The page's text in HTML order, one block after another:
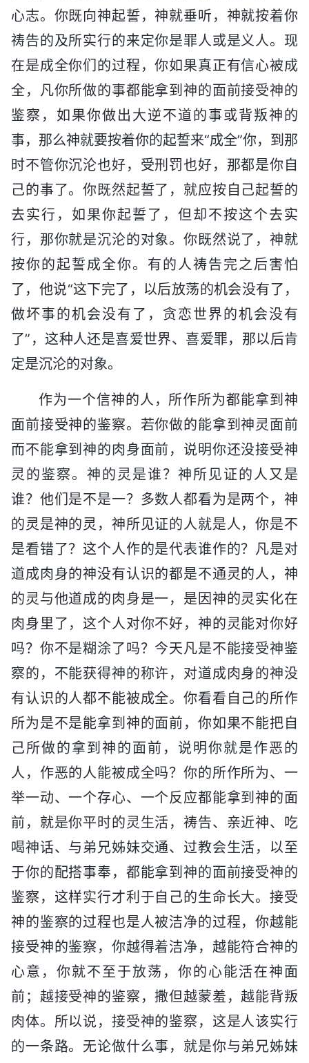
心志。你既向神起誓，神就垂听，神就按着你
祷告的及所实行的来定你是罪人或是义人。现
在是成全你们的过程，你如果真正有信心被成
全，凡你所做的事都能拿到神的面前接受神的
鉴察，如果你做出大逆不道的事或背叛神的
事，那么神就要按着你的起誓来“成全”你，到那
时不管你沉沦也好，受刑罚也好，那都是你自
己的事了。你既然起誓了，就应按自己起誓的
去实行，如果你起誓了，但却不按这个去实
行，那你就是沉沦的对象。你既然说了，神就
按你的起誓成全你。有的人祷告完之后害怕
了，他说“这下完了，以后放荡的机会没有了，
做坏事的机会没有了，贪恋世界的机会没有
了”，这种人还是喜爱世界、喜爱罪，那以后肯
定是沉沦的对象。
作为一个信神的人，所作所为都能拿到神
面前接受神的鉴察。若你做的能拿到神灵面前
而不能拿到神的肉身面前，说明你还没接受神
灵的鉴察。神的灵是谁？神所见证的人又是
谁？他们是不是一？多数人都看为是两个，神
的灵是神的灵，神所见证的人就是人，你是不
是看错了？这个人作的是代表谁作的？凡是对
道成肉身的神没有认识的都是不通灵的人，神
的灵与他道成的肉身是一，是因神的灵实化在
肉身里了，这个人对你不好，神的灵能对你好
吗？你不是糊涂了吗？今天凡是不能接受神鉴
察的，不能获得神的称许，对道成肉身的神没
有认识的人都不能被成全。你看看自己的所作
所为是不是能拿到神的面前，你如果不能把自
己所做的拿到神的面前，说明你就是作恶的
人，作恶的人能被成全吗？你的所作所为、一
举一动、一个存心、一个反应都能拿到神的面
前，就是你平时的灵生活，祷告、亲近神、吃
喝神话、与弟兄姊妹交通、过教会生活，以至
于你的配搭事奉，都能拿到神的面前接受神的
鉴察，这样实行才利于自己的生命长大。接受
神的鉴察的过程也是人被洁净的过程，你越能
接受神的鉴察，你越得着洁净，越能符合神的
心意，你就不至于放荡，你的心能活在神面
前；越接受神的鉴察，撒但越蒙羞，越能背叛
肉体。所以说，接受神的鉴察，这是人该实行
的一条路。无论做什么事，就是你与弟兄姊妹